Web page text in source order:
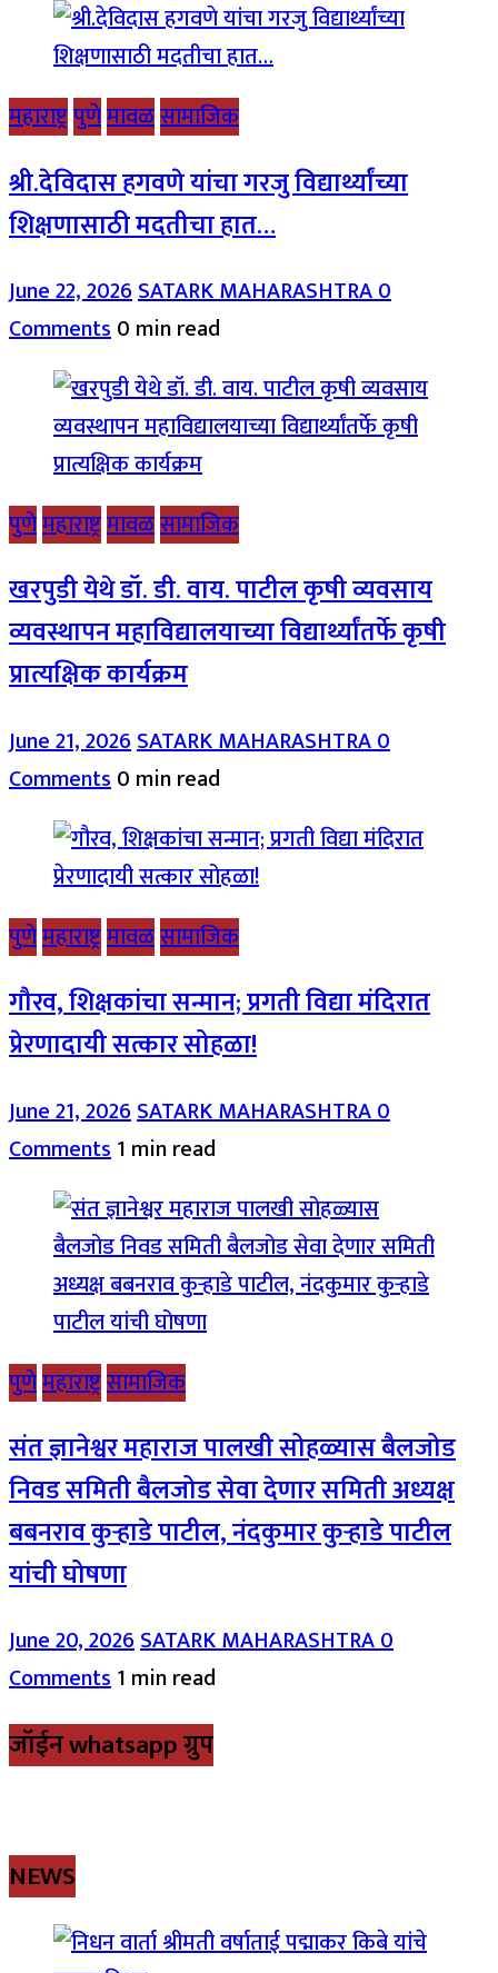
महाराष्ट्रपुणेमावळसामाजिक
श्री.देविदास हगवणे यांचा गरजु विद्यार्थ्यांच्या
शिक्षणासाठी मदतीचा हात…
June 22, 2026SATARK MAHARASHTRA0
Comments0 min read
पुणेमहाराष्ट्रमावळसामाजिक
खरपुडी येथे डॉ. डी. वाय. पाटील कृषी व्यवसाय
व्यवस्थापन महाविद्यालयाच्या विद्यार्थ्यांतर्फे कृषी
प्रात्यक्षिक कार्यक्रम
June 21, 2026SATARK MAHARASHTRA0
Comments0 min read
पुणेमहाराष्ट्रमावळसामाजिक
गौरव, शिक्षकांचा सन्मान; प्रगती विद्या मंदिरात
प्रेरणादायी सत्कार सोहळा!
June 21, 2026SATARK MAHARASHTRA0
Comments1 min read
पुणेमहाराष्ट्रसामाजिक
संत ज्ञानेश्वर महाराज पालखी सोहळ्यास बैलजोड
निवड समिती बैलजोड सेवा देणार समिती अध्यक्ष
बबनराव कुऱ्हाडे पाटील, नंदकुमार कुऱ्हाडे पाटील
यांची घोषणा
June 20, 2026SATARK MAHARASHTRA0
Comments1 min read
जॉईन whatsapp ग्रुप
NEWS